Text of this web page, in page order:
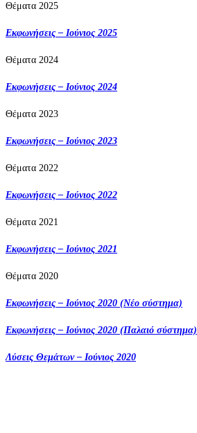
Θέματα 2025
Εκφωνήσεις – Ιούνιος 2025
Θέματα 2024
Εκφωνήσεις – Ιούνιος 2024
Θέματα 2023
Εκφωνήσεις – Ιούνιος 2023
Θέματα 2022
Εκφωνήσεις – Ιούνιος 2022
Θέματα 2021
Εκφωνήσεις – Ιούνιος 2021
Θέματα 2020
Εκφωνήσεις – Ιούνιος 2020 (Νέο σύστημα)
Εκφωνήσεις – Ιούνιος 2020 (Παλαιό σύστημα)
Λύσεις Θεμάτων – Ιούνιος 2020